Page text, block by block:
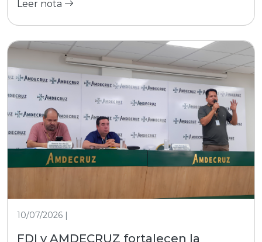
Leer nota
10/07/2026 |
FDI y AMDECRUZ fortalecen la